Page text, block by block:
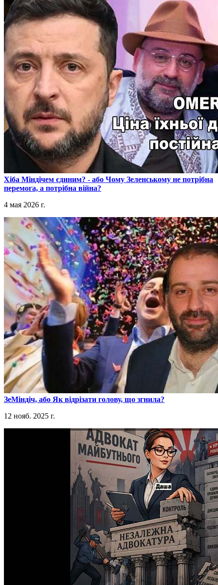
​Хіба Міндічем єдиним? - або Чому Зеленському не потрібна
перемога, а потрібна війна?
4 мая 2026 г.
​ЗеМіндіч, або Як відрізати голову, що згнила?
12 нояб. 2025 г.